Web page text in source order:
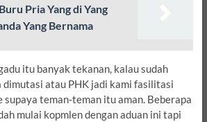
Pria Yang di Yang
Yang Bernama
itu banyak tekanan, kalau sudah
dimutasi atau PHK jadi kami fasilitasi
supaya teman-teman itu aman. Beberapa
mulai kopmlen dengan aduan ini tapi